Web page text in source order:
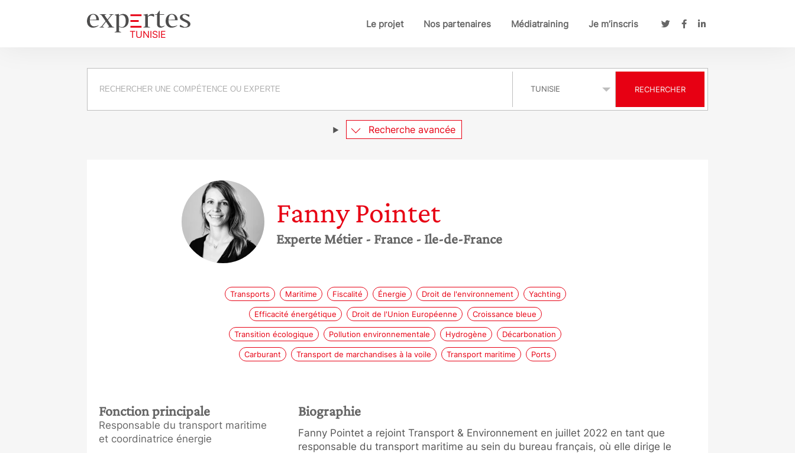
Le projet Nos partenaires Médiatraining Je m’inscris
Requête RECHERCHER
Recherche avancée
FannyPointet
Experte Métier - France - Ile-de-France
Transports Maritime Fiscalité Énergie Droit de l'environnement Yachting
Efficacité énergétique Droit de l'Union Européenne Croissance bleue
Transition écologique Pollution environnementale Hydrogène Décarbonation
Carburant Transport de marchandises à la voile Transport maritime Ports
Fonction principale
Responsable du transport maritime
et coordinatrice énergie
Biographie
Fanny Pointet a rejoint Transport & Environnement en juillet 2022 en tant que
responsable du transport maritime au sein du bureau français, où elle dirige le